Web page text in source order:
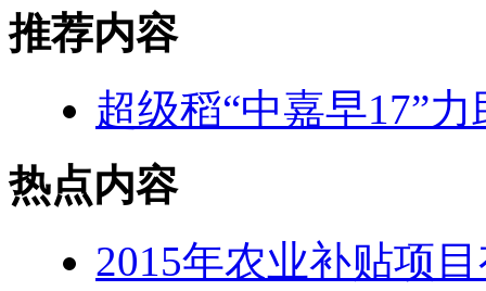
推荐内容
超级稻“中嘉早17”
热点内容
2015年农业补贴项